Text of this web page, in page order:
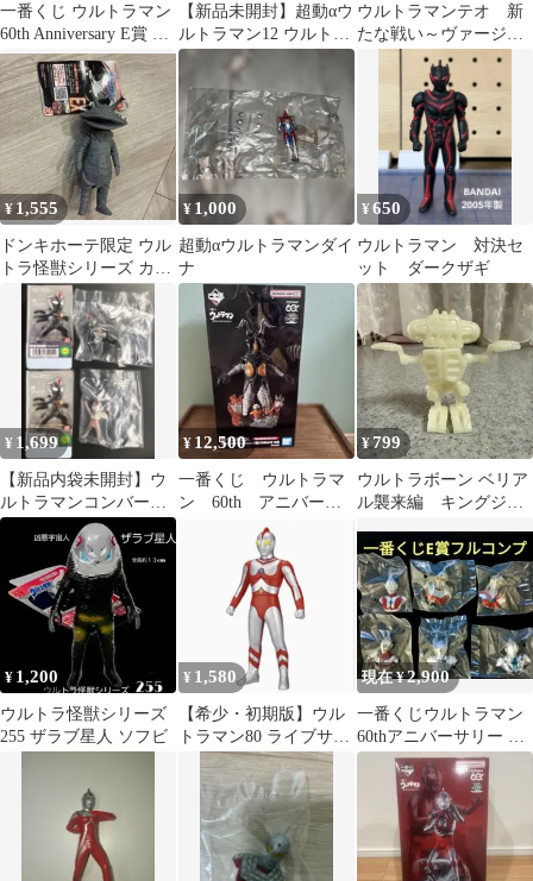
一番くじ ウルトラマン
60th Anniversary E賞 ゼ
ット 新品
【新品未開封】超動αウ
ルトラマン12 ウルトラ
ウーマン グリージョ
ウルトラマンテオ 新
たな戦い～ヴァージョ
ンアップ・ファイト！
¥1,555
ドンキホーテ限定 ウル
トラ怪獣シリーズ カネ
ゴン ウルトラQver ソフ
ビ 新品
¥ 1,000
超動αウルトラマンダイ
ナ
¥650
ウルトラマン 対決セ
ット ダークザギ
¥ 1,699
【新品内袋未開封】ウ
ルトラマンコンバージ
モーション3 ゼルガノ
イド&テラノイド
¥ 12,500
一番くじ ウルトラマ
ン 60th アニバーサ
リー ラストワン ゼ
¥ 799
ウルトラボーン ベリア
ル襲来編 キングジョ
2013年製
¥ 1,200
ウルトラ怪獣シリーズ
255 ザラブ星人 ソフビ
¥ 1,580
【希少・初期版】ウル
トラマン80 ライブサイ
ン付 未開封 絶版ソフビ
現在 ¥2,900
一番くじウルトラマン
60thアニバーサリー E
賞 英雄頭鑑 全6種セ